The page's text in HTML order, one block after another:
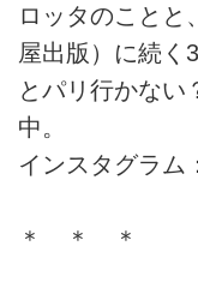
ロッタのことと
屋出版）に続く
とパリ行かない
中。
インスタグラム：
＊ ＊ ＊